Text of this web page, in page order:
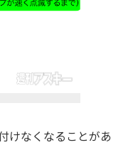
けなくなることがあ